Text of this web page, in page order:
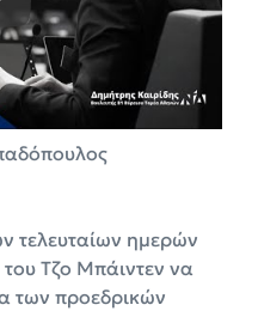
τελευταίων ημερών
Τζο Μπάιντεν να
των προεδρικών